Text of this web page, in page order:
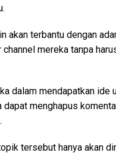
akan terbantu dengan
mereka tanpa
dalam mendapatkan ide
dapat menghapus
tersebut hanya akan